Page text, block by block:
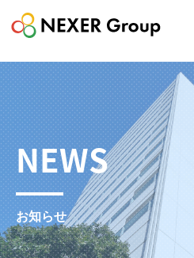
NEWS
お知らせ